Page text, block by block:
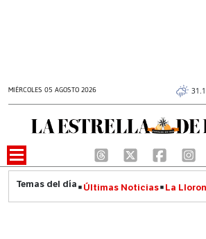
MIÉRCOLES 05 AGOSTO 2026
Últimas Noticias La